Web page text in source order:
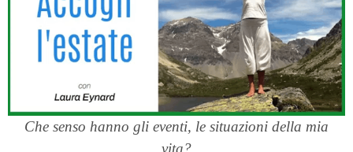
Che senso hanno gli eventi, le situazioni della mia
vita?